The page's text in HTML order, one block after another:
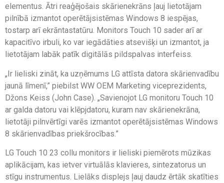
elementus. Ātri reaģējošais skārienekrāns ļauj lietotājam
pilnībā izmantot operētājsistēmas Windows 8 iespējas,
tostarp arī ekrāntastatūru. Monitors Touch 10 sader arī ar
kapacitīvo irbuli, ko var iegādāties atsevišķi un izmantot, ja
lietotājam labāk patīk digitālās pildspalvas interfeiss.
„Ir lieliski zināt, ka uzņēmums LG attīsta datora skārienvadību
jaunā līmenī,” piebilst WW OEM Marketing viceprezidents,
Džons Keiss (John Case). „Savienojot LG monitoru Touch 10
ar galda datoru vai klēpjdatoru, kuram nav skārienekrāna,
lietotāji pilnvērtīgi varēs izmantot operētājsistēmas Windows
8 skārienvadības priekšrocības.”
LG Touch 10 23 collu monitors ir lieliski piemērots mūzikas
aplikācijam, kas ietver virtuālās klavieres, sintezatorus un
stīgu instrumentus. Lielāks displejs ļauj daudz ērtāk skatīties